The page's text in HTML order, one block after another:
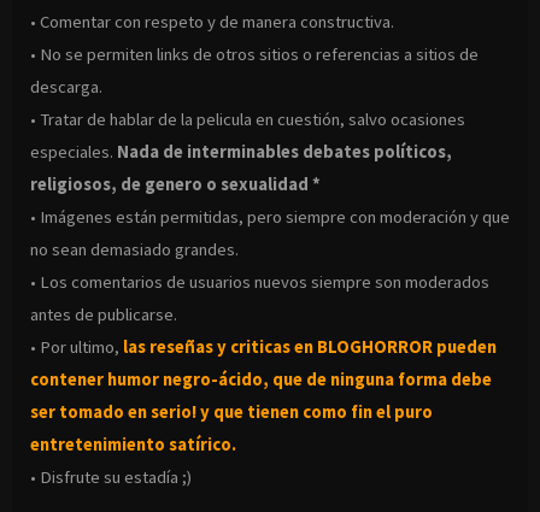
• Comentar con respeto y de manera constructiva.
• No se permiten links de otros sitios o referencias a sitios de
descarga.
• Tratar de hablar de la pelicula en cuestión, salvo ocasiones
especiales. Nada de interminables debates políticos,
religiosos, de genero o sexualidad *
• Imágenes están permitidas, pero siempre con moderación y que
no sean demasiado grandes.
• Los comentarios de usuarios nuevos siempre son moderados
antes de publicarse.
• Por ultimo, las reseñas y criticas en BLOGHORROR pueden
contener humor negro-ácido, que de ninguna forma debe
ser tomado en serio! y que tienen como fin el puro
entretenimiento satírico.
• Disfrute su estadía ;)